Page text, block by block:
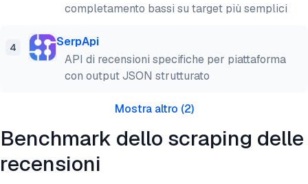
completamento bassi su target più semplici
4
SerpApi
API di recensioni specifiche per piattaforma
con output JSON strutturato
Mostra altro (2)
Benchmark dello scraping delle
recensioni